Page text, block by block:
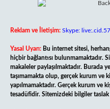
Reklam ve İletişim: Skype:
Yasal Uyarı: Bu internet sitesi,
hiçbir bağlantısı bulunmamaktadır.
makaleler paylaşılmaktadır. Burada
taşımamakta olup, gerçek kurum ve
yapılmamaktadır. Gerçek kurum ve
tesadüfidir. Sitemizdeki bilgiler